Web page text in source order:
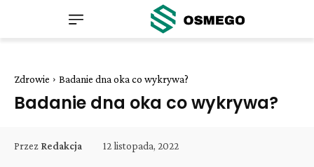
Zdrowie Badanie dna oka co wykrywa?
Badanie dna oka co wykrywa?
Przez Redakcja 12 listopada, 2022